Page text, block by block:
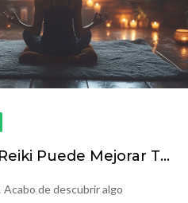
Puede Mejorar Tu
Acabo de descubrir algo